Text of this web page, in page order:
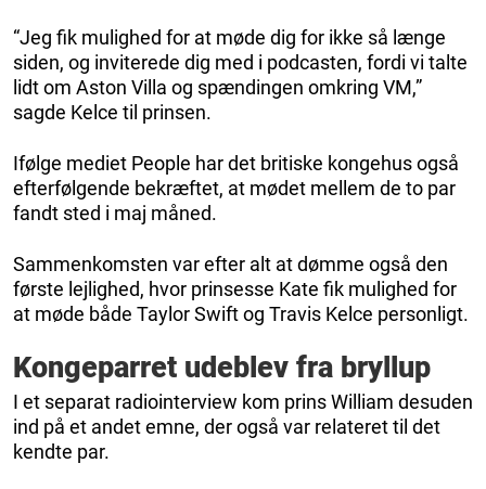
“Jeg fik mulighed for at møde dig for ikke så længe
siden, og inviterede dig med i podcasten, fordi vi talte
lidt om Aston Villa og spændingen omkring VM,”
sagde Kelce til prinsen.
Ifølge mediet People har det britiske kongehus også
efterfølgende bekræftet, at mødet mellem de to par
fandt sted i maj måned.
Sammenkomsten var efter alt at dømme også den
første lejlighed, hvor prinsesse Kate fik mulighed for
at møde både Taylor Swift og Travis Kelce personligt.
Kongeparret udeblev fra bryllup
I et separat radiointerview kom prins William desuden
ind på et andet emne, der også var relateret til det
kendte par.